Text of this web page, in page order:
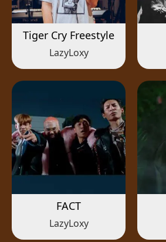
Tiger Cry Freestyle
LazyLoxy
FACT
LazyLoxy